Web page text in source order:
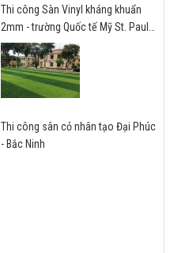
Thi công Sàn Vinyl kháng khuẩn
2mm - trường Quốc tế Mỹ St. Paul -
Hà Nội
Thi công sân cỏ nhân tạo Đại Phúc
- Bắc Ninh